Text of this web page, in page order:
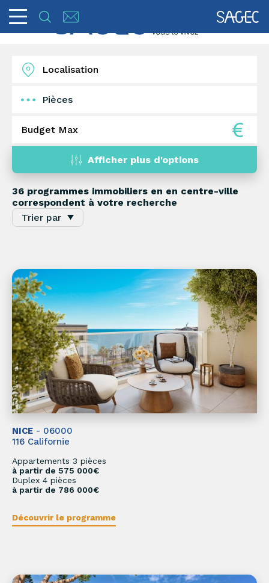
Pièces
1
Afficher plus d'options
36 programmes immobiliers en en centre-ville
correspondent à votre recherche
Trier par
NICE - 06000
116 Californie
Appartements 3 pièces
à partir de 575 000€
Duplex 4 pièces
à partir de 786 000€
Découvrir le programme